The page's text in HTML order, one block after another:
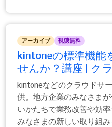
アーカイブ 視聴無料
kintoneの標準機能
せんか？講座 | ク
kintoneなどのクラウドサ
供。地方企業のみなさま
いかたちで業務改善や効率
みなさまの新しい取り組